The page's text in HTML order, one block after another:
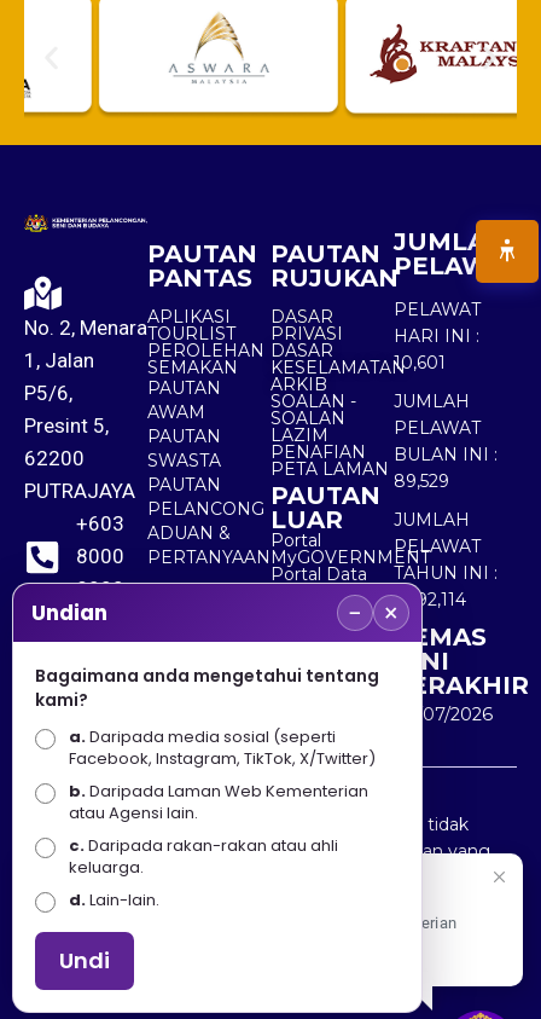
No. 2, Menara
1, Jalan
P5/6,
Presint 5,
62200
PUTRAJAYA
+603
8000
8000
+603
8891
7100
PAUTAN
PANTAS
APLIKASI
TOURLIST
PEROLEHAN
SEMAKAN
PAUTAN
AWAM
PAUTAN
SWASTA
PAUTAN
PELANCONG
ADUAN &
PERTANYAAN
PAUTAN
RUJUKAN
DASAR
PRIVASI
DASAR
KESELAMATAN
ARKIB
SOALAN -
SOALAN
LAZIM
PENAFIAN
PETA LAMAN
PAUTAN
LUAR
Portal
MyGOVERNMENT
Portal Data
Terbuka
Sektor Awam
JUMLAH
PELAWAT
PELAWAT
HARI INI :
10,601
JUMLAH
PELAWAT
BULAN INI :
89,529
JUMLAH
PELAWAT
TAHUN INI :
5,492,114
KEMAS
KINI
TERAKHIR
30/07/2026
Penafian : Kerajaan Malaysia dan Kementerian
Pelancongan Seni dan Budaya (MOTAC) adalah tidak
bertanggungjawab atas kehilangan atau kerugian yang
disebabkan oleh penggunaan mana-mana maklumat
yang diperolehi dari portal ini.
Hakcipta © 2025 KEMENTERIAN PELANCONGAN SENI
DAN BUDAYA. | Hak Cipta Terpelihara.
Undian − ×
Bagaimana anda mengetahui tentang
kami?
a.Daripada media sosial (seperti
Facebook, Instagram, TikTok, X/Twitter)
b.Daripada Laman Web Kementerian
atau Agensi lain.
c.Daripada rakan-rakan atau ahli
keluarga.
d.Lain-lain.
Undi
Apa Khabar! Selamat datang ke Portal Rasmi Kementerian
Pelancongan, Seni dan Budaya